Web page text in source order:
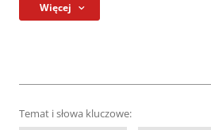
Więcej
Temat i słowa kluczowe: